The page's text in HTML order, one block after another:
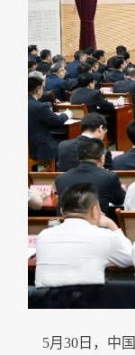
5月30日，中